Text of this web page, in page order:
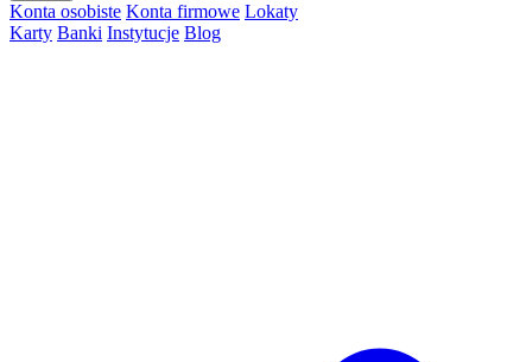
Konta osobiste Konta firmowe Lokaty
Karty Banki Instytucje Blog